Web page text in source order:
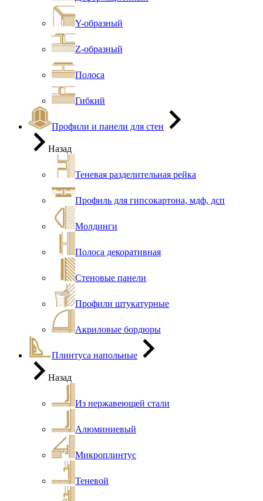
Y-образный
Z-образный
Полоса
Гибкий
Профили и панели для стен
Назад
Теневая разделительная рейка
Профиль для гипсокартона, мдф, дсп
Молдинги
Полоса декоративная
Стеновые панели
Профили штукатурные
Акриловые бордюры
Плинтуса напольные
Назад
Из нержавеющей стали
Алюминиевый
Микроплинтус
Теневой